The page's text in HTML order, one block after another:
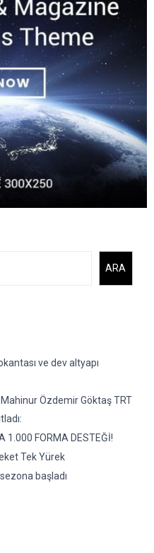
ARA
ve dev altyapı
Özdemir Göktaş TRT
1.000 FORMA DESTEĞİ!
Tek Yürek
başladı